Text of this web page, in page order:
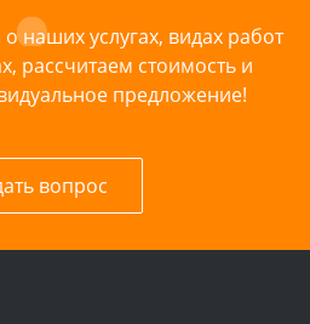
наших услугах, видах работ
рассчитаем стоимость и
предложение!
вопрос